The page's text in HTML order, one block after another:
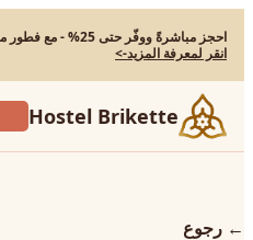
احجز مباشرةً ووفّر حتى 25% - مع فطور مجاني ومشروبات!
انقر لمعرفة المزيد->
Hostel Brikette
← رجوع